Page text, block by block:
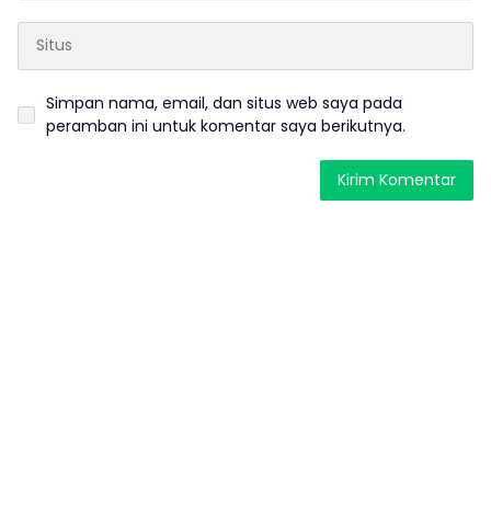
Simpan nama, email, dan situs web saya pada
peramban ini untuk komentar saya berikutnya.